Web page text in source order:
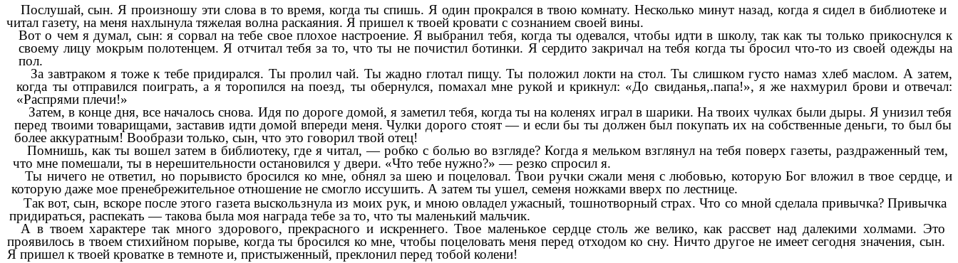
Послушай, сын. Я произношу эти слова в то время, когда ты спишь. Я один прокрался в твою комнату. Несколько минут назад, когда я сидел в библиотеке и
читал газету, на меня нахлынула тяжелая волна раскаяния. Я пришел к твоей кровати с сознанием своей вины.
Вот о чем я думал, сын: я сорвал на тебе свое плохое настроение. Я выбранил тебя, когда ты одевался, чтобы идти в школу, так как ты только прикоснулся к
своему лицу мокрым полотенцем. Я отчитал тебя за то, что ты не почистил ботинки. Я сердито закричал на тебя когда ты бросил что-то из своей одежды на
пол.
За завтраком я тоже к тебе придирался. Ты пролил чай. Ты жадно глотал пищу. Ты положил локти на стол. Ты слишком густо намаз хлеб маслом. А затем,
когда ты отправился поиграть, а я торопился на поезд, ты обернулся, помахал мне рукой и крикнул: «До свиданья,.папа!», я же нахмурил брови и отвечал:
«Распрями плечи!»
Затем, в конце дня, все началось снова. Идя по дороге домой, я заметил тебя, когда ты на коленях играл в шарики. На твоих чулках были дыры. Я унизил тебя
перед твоими товарищами, заставив идти домой впереди меня. Чулки дорого стоят — и если бы ты должен был покупать их на собственные деньги, то был бы
более аккуратным! Вообрази только, сын, что это говорил твой отец!
Помнишь, как ты вошел затем в библиотеку, где я читал, — робко с болью во взгляде? Когда я мельком взглянул на тебя поверх газеты, раздраженный тем,
что мне помешали, ты в нерешительности остановился у двери. «Что тебе нужно?» — резко спросил я.
Ты ничего не ответил, но порывисто бросился ко мне, обнял за шею и поцеловал. Твои ручки сжали меня с любовью, которую Бог вложил в твое сердце, и
которую даже мое пренебрежительное отношение не смогло иссушить. А затем ты ушел, семеня ножками вверх по лестнице.
Так вот, сын, вскоре после этого газета выскользнула из моих рук, и мною овладел ужасный, тошнотворный страх. Что со мной сделала привычка? Привычка
придираться, распекать — такова была моя награда тебе за то, что ты маленький мальчик.
А в твоем характере так много здорового, прекрасного и искреннего. Твое маленькое сердце столь же велико, как рассвет над далекими холмами. Это
проявилось в твоем стихийном порыве, когда ты бросился ко мне, чтобы поцеловать меня перед отходом ко сну. Ничто другое не имеет сегодня значения, сын.
Я пришел к твоей кроватке в темноте и, пристыженный, преклонил перед тобой колени!